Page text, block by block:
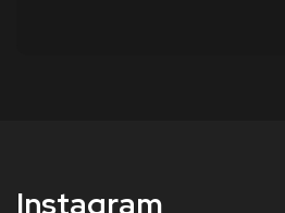
Instagram